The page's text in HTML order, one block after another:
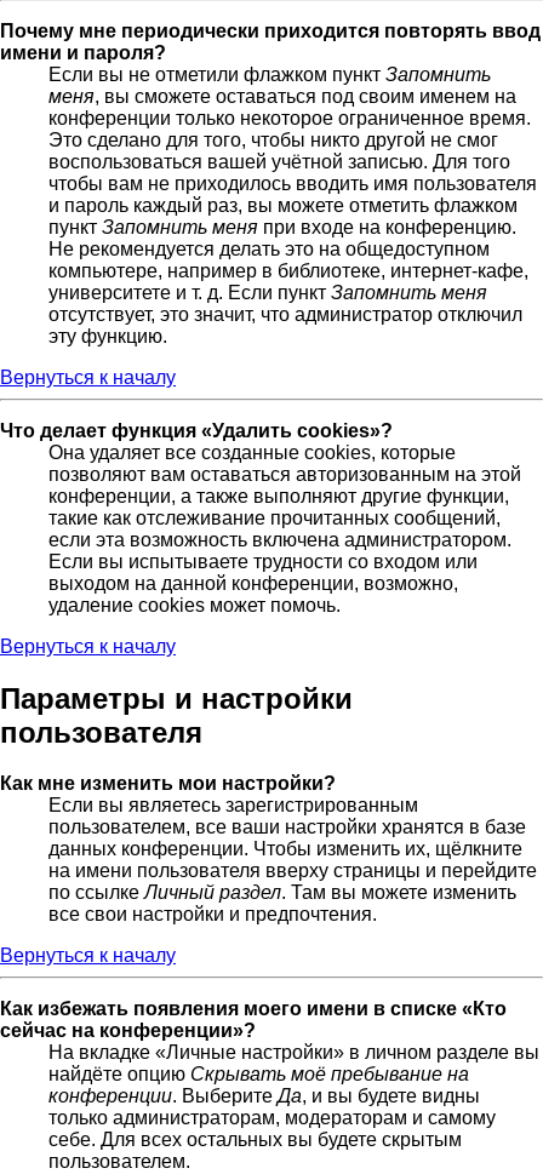
Почему мне периодически приходится повторять ввод
имени и пароля?
Если вы не отметили флажком пункт Запомнить
меня, вы сможете оставаться под своим именем на
конференции только некоторое ограниченное время.
Это сделано для того, чтобы никто другой не смог
воспользоваться вашей учётной записью. Для того
чтобы вам не приходилось вводить имя пользователя
и пароль каждый раз, вы можете отметить флажком
пункт Запомнить меня при входе на конференцию.
Не рекомендуется делать это на общедоступном
компьютере, например в библиотеке, интернет-кафе,
университете и т. д. Если пункт Запомнить меня
отсутствует, это значит, что администратор отключил
эту функцию.
Вернуться к началу
Что делает функция «Удалить cookies»?
Она удаляет все созданные cookies, которые
позволяют вам оставаться авторизованным на этой
конференции, а также выполняют другие функции,
такие как отслеживание прочитанных сообщений,
если эта возможность включена администратором.
Если вы испытываете трудности со входом или
выходом на данной конференции, возможно,
удаление cookies может помочь.
Вернуться к началу
Параметры и настройки
пользователя
Как мне изменить мои настройки?
Если вы являетесь зарегистрированным
пользователем, все ваши настройки хранятся в базе
данных конференции. Чтобы изменить их, щёлкните
на имени пользователя вверху страницы и перейдите
по ссылкеЛичный раздел. Там вы можете изменить
все свои настройки и предпочтения.
Вернуться к началу
Как избежать появления моего имени в списке «Кто
сейчас на конференции»?
На вкладке «Личные настройки» в личном разделе вы
найдёте опцию Скрывать моё пребывание на
конференции. ВыберитеДа, и вы будете видны
только администраторам, модераторам и самому
себе. Для всех остальных вы будете скрытым
пользователем.